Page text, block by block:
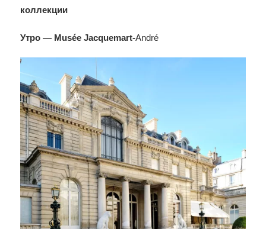
коллекции
Утро — Musée Jacquemart-André